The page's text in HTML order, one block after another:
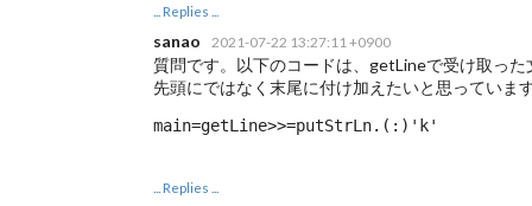
... Replies ...
sanao 2021-07-22 13:27:11 +0900
質問です。以下のコードは、getLineで受け取っ
先頭にではなく末尾に付け加えたいと思っていま
main=getLine>>=putStrLn.(:)'k'
... Replies ...